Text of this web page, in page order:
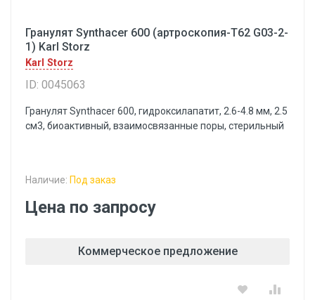
Гранулят Synthacer 600 (артроскопия-Т62 G03-2-
1) Karl Storz
Karl Storz
ID: 0045063
Гранулят Synthacer 600, гидроксилапатит, 2.6-4.8 мм, 2.5
см3, биоактивный, взаимосвязанные поры, стерильный
Наличие: Под заказ
Цена по запросу
Коммерческое предложение